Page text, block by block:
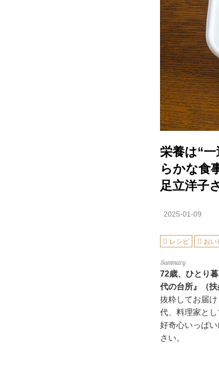
栄養は“
らかな食
足立洋子
2025-01-09
レシピ おい
72歳、ひとり
代の台所』（扶
抜粋してお届
代、料理家と
好奇心いっぱ
さい。